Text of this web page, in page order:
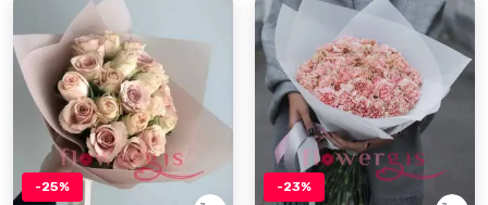
-25% -23%